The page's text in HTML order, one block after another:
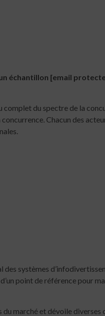
échantillon [email
complet du spectre de la
Chacun des
des systèmes
point de référence pour
du marché et dévoile